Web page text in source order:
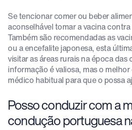
Se tencionar comer ou beber
aconselhável tomar a vacina
Também são recomendadas as
ou a encefalite japonesa, esta
visitar as áreas rurais na época das
informação é valiosa, mas o
médico habitual para que o possa
Posso conduzir com a
condução portuguesa